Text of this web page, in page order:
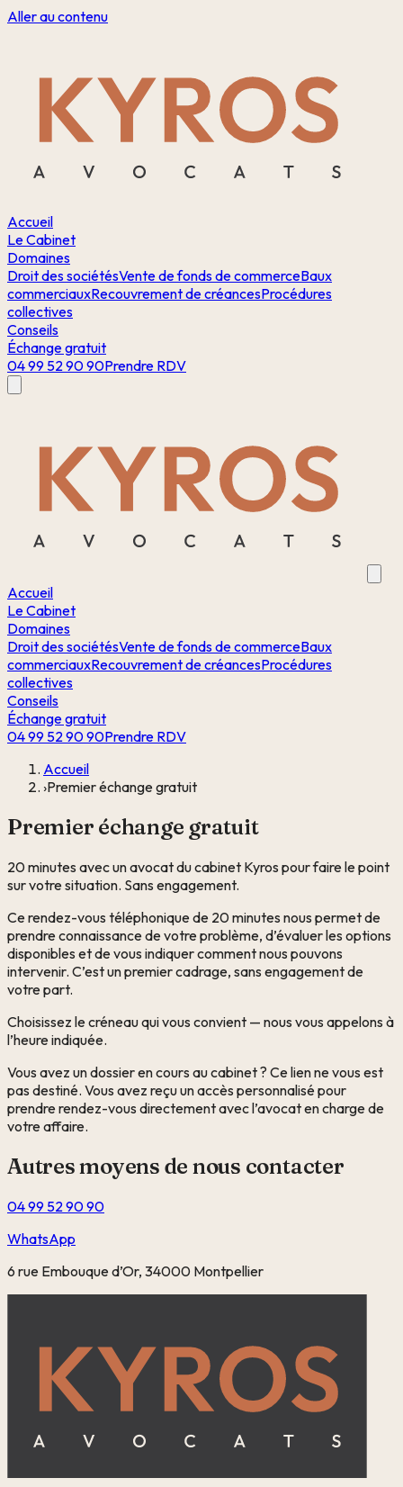
Aller au contenu
Accueil
Le Cabinet
Domaines
Droit des sociétésVente de fonds de commerceBaux
commerciauxRecouvrement de créancesProcédures
collectives
Conseils
Échange gratuit
04 99 52 90 90Prendre RDV
Accueil
Le Cabinet
Domaines
Droit des sociétésVente de fonds de commerceBaux
commerciauxRecouvrement de créancesProcédures
collectives
Conseils
Échange gratuit
04 99 52 90 90Prendre RDV
Accueil
›Premier échange gratuit
Premier échange gratuit
20 minutes avec un avocat du cabinet Kyros pour faire le point
sur votre situation. Sans engagement.
Ce rendez-vous téléphonique de 20 minutes nous permet de
prendre connaissance de votre problème, d’évaluer les options
disponibles et de vous indiquer comment nous pouvons
intervenir. C’est un premier cadrage, sans engagement de
votre part.
Choisissez le créneau qui vous convient — nous vous appelons à
l’heure indiquée.
Vous avez un dossier en cours au cabinet ? Ce lien ne vous est
pas destiné. Vous avez reçu un accès personnalisé pour
prendre rendez-vous directement avec l’avocat en charge de
votre affaire.
Autres moyens de nous contacter
04 99 52 90 90
WhatsApp
6 rue Embouque d’Or, 34000 Montpellier